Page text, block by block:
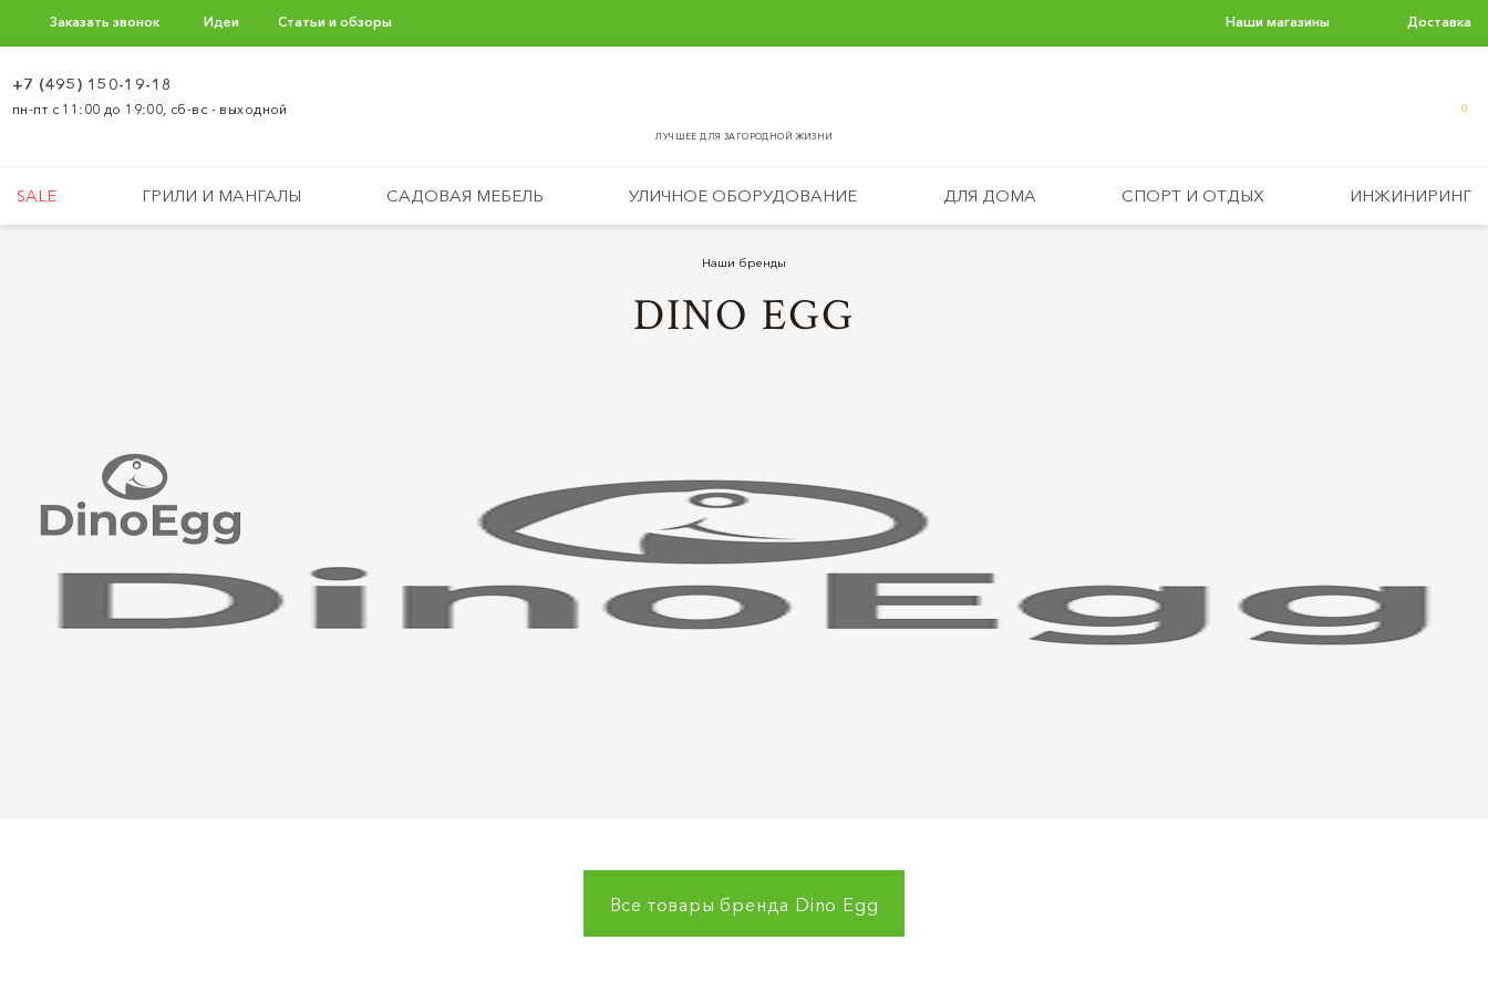
Заказать звонок Идеи Статьи и обзоры Наши магазины Доставка
ЛУЧШЕЕ ДЛЯ ЗАГОРОДНОЙ ЖИЗНИ
+7 (495) 150-19-18
пн-пт с 11:00 до 19:00, сб-вс - выходной 0
SALE ГРИЛИ И МАНГАЛЫ САДОВАЯ МЕБЕЛЬ УЛИЧНОЕ ОБОРУДОВАНИЕ ДЛЯ ДОМА СПОРТ И ОТДЫХ ИНЖИНИРИНГ
Наши бренды
DINO EGG
Все товары бренда Dino Egg